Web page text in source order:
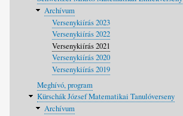
Archívum
Versenykiírás 2023
Versenykiírás 2022
Versenykiírás 2021
Versenykiírás 2020
Versenykiírás 2019
Meghívó, program
Kürschák József Matematikai Tanulóverseny
Archívum